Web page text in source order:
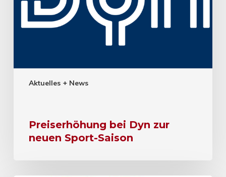
Aktuelles + News
Preiserhöhung bei Dyn zur
neuen Sport-Saison